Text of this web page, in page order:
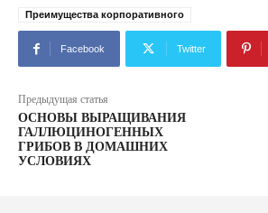
Преимущества корпоративного
Facebook Twitter
Предыдущая статья
ОСНОВЫ ВЫРАЩИВАНИЯ
ГАЛЛЮЦИНОГЕННЫХ
ГРИБОВ В ДОМАШНИХ
УСЛОВИЯХ